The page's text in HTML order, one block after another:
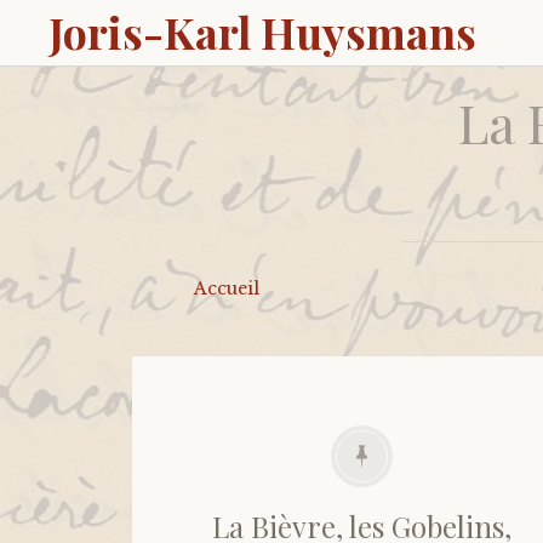
Joris-Karl Huysmans
La
Accueil
La Bièvre, les Gobelins,